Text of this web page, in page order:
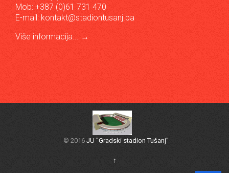
Mob: +387 (0)61 731 470
E-mail: kontakt@stadiontusanj.ba
Više informacija... →
© 2016 JU "Gradski stadion Tušanj"
↑